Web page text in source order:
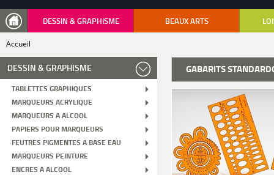
DESSIN & GRAPHISME BEAUX ARTS
Accueil
DESSIN & GRAPHISME
TABLETTES GRAPHIQUES
MARQUEURS ACRYLIQUE
MARQUEURS A ALCOOL
PAPIERS POUR MARQUEURS
FEUTRES PIGMENTES A BASE EAU
MARQUEURS PEINTURE
ENCRES A ALCOOL
GABARITS